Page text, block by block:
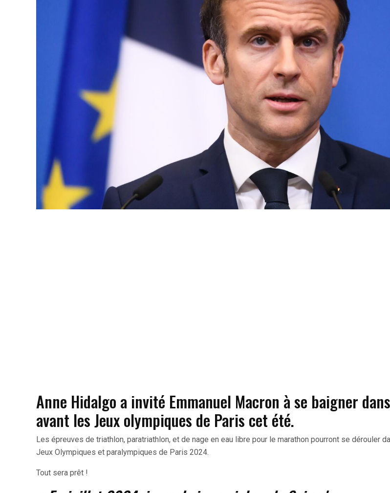
Anne Hidalgo a invité Emmanuel Macron à se baigner
avant les Jeux olympiques de Paris cet été.
Les épreuves de triathlon, paratriathlon, et de nage en eau libre pour le marathon pourront se dérouler
Jeux Olympiques et paralympiques de Paris 2024.
Tout sera prêt !